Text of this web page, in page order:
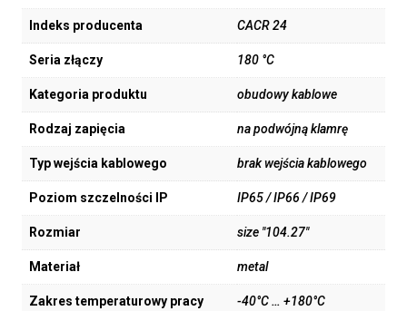
Indeks producenta CACR 24
Seria złączy 180 °C
Kategoria produktu obudowy kablowe
Rodzaj zapięcia na podwójną klamrę
Typ wejścia kablowego brak wejścia kablowego
Poziom szczelności IP IP65 / IP66 / IP69
Rozmiar size "104.27"
Materiał metal
Zakres temperaturowy pracy -40°C … +180°C